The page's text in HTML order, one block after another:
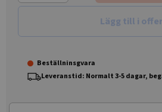
Lägg till i
Beställninsgvara
Leveranstid: Normalt 3-5 dagar,